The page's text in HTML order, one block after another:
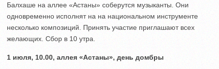
Балхаше на аллее «Астаны» соберутся музыканты. Они
одновременно исполнят на на национальном инструменте
несколько композиций. Принять участие приглашают всех
желающих. Сбор в 10 утра.
1 июля, 10.00, аллея «Астаны», день домбры